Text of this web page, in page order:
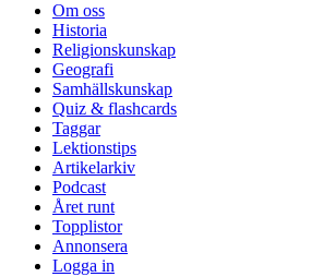
Om oss
Historia
Religionskunskap
Geografi
Samhällskunskap
Quiz & flashcards
Taggar
Lektionstips
Artikelarkiv
Podcast
Året runt
Topplistor
Annonsera
Logga in